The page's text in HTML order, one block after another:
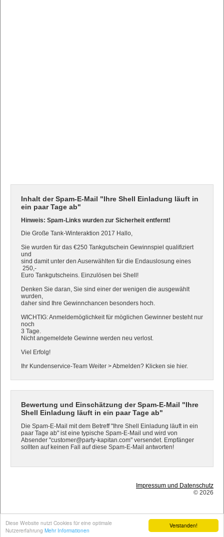
Verstanden!
Diese Website nutzt Cookies für eine optimale
Nutzererfahrung Mehr Informationen
Inhalt der Spam-E-Mail "Ihre Shell Einladung läuft in
ein paar Tage ab"
Hinweis: Spam-Links wurden zur Sicherheit entfernt!
Die Große Tank-Winteraktion 2017 Hallo,
Sie wurden für das €250 Tankgutschein Gewinnspiel qualifiziert
und
sind damit unter den Auserwählten für die Endauslosung eines
250,-
Euro Tankgutscheins. Einzulösen bei Shell!
Denken Sie daran, Sie sind einer der wenigen die ausgewählt
wurden,
daher sind Ihre Gewinnchancen besonders hoch.
WICHTIG: Anmeldemöglichkeit für möglichen Gewinner besteht nur
noch
3 Tage.
Nicht angemeldete Gewinne werden neu verlost.
Viel Erfolg!
Ihr Kundenservice-Team Weiter > Abmelden? Klicken sie hier.
Bewertung und Einschätzung der Spam-E-Mail "Ihre
Shell Einladung läuft in ein paar Tage ab"
Die Spam-E-Mail mit dem Betreff "Ihre Shell Einladung läuft in ein
paar Tage ab" ist eine typische Spam-E-Mail und wird von
Absender "customer@party-kapitan.com" versendet. Empfänger
sollten auf keinen Fall auf diese Spam-E-Mail antworten!
Impressum und Datenschutz
© 2026